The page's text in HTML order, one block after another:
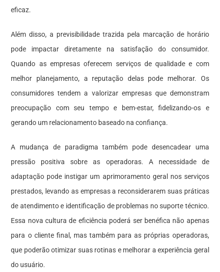
eficaz.
Além disso, a previsibilidade trazida pela marcação de horário
pode impactar diretamente na satisfação do consumidor.
Quando as empresas oferecem serviços de qualidade e com
melhor planejamento, a reputação delas pode melhorar. Os
consumidores tendem a valorizar empresas que demonstram
preocupação com seu tempo e bem-estar, fidelizando-os e
gerando um relacionamento baseado na confiança.
A mudança de paradigma também pode desencadear uma
pressão positiva sobre as operadoras. A necessidade de
adaptação pode instigar um aprimoramento geral nos serviços
prestados, levando as empresas a reconsiderarem suas práticas
de atendimento e identificação de problemas no suporte técnico.
Essa nova cultura de eficiência poderá ser benéfica não apenas
para o cliente final, mas também para as próprias operadoras,
que poderão otimizar suas rotinas e melhorar a experiência geral
do usuário.